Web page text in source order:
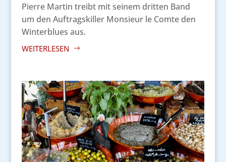
Pierre Martin treibt mit seinem dritten Band
um den Auftragskiller Monsieur le Comte den
Winterblues aus.
WEITERLESEN